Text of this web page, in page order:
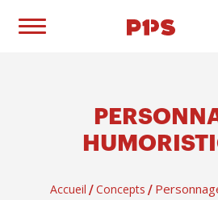
Accueil / Concepts /